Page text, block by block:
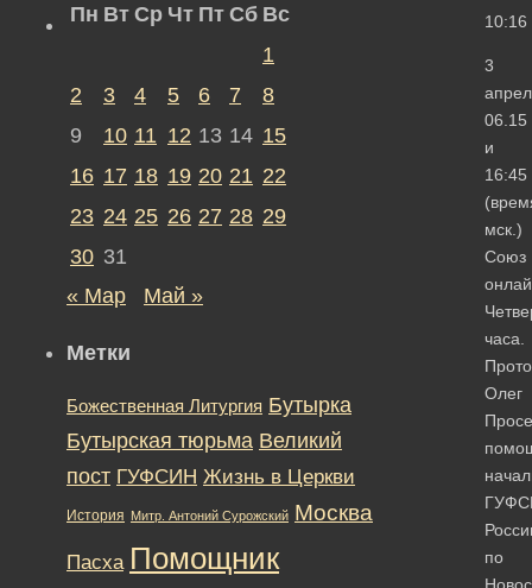
10:16
3
06.15
и
16:45
мск.)
Союз
часа.
Олег
по
Пн Вт Ср Чт Пт Сб Вс
1
2
3 4 5 6 7
8
9
10 11 12 13 14 15
16 17 18 19 20 21 22
23 24 25 26 27 28 29
30 31
« Мар
Май »
Метки
Божественная Литургия Бутырка
Бутырская тюрьма Великий
пост ГУФСИН Жизнь в Церкви
История Митр. Антоний Сурожский Москва
Пасха Помощник